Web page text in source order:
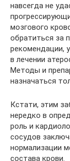
навсегда не
мозгового
обратиться за
рекомендации,
в лечении
Методы и
назначаться
Кстати, этим
нередко в
роль и
сосудов
нормализации
состава крови.